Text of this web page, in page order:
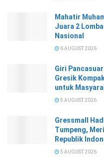
Mahatir
Juara 2
Nasional
6 AUGUST 2026
Giri
Gresik
untuk
5 AUGUST 2026
Gressmall
Tumpeng,
Republik
5 AUGUST 2026